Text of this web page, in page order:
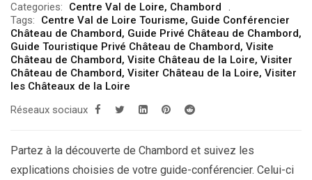
prix :
269.00€
à
639.00€
Categories: Centre Val de Loire, Chambord
Tags:
Centre Val de Loire Tourisme, Guide Conférencier
Château de Chambord, Guide Privé Château de Chambord,
Guide Touristique Privé Château de Chambord, Visite
Château de Chambord, Visite Château de la Loire, Visiter
Château de Chambord, Visiter Château de la Loire, Visiter
les Châteaux de la Loire
Réseaux sociaux
Partez à la découverte de Chambord et suivez les
explications choisies de votre guide-conférencier. Celui-ci